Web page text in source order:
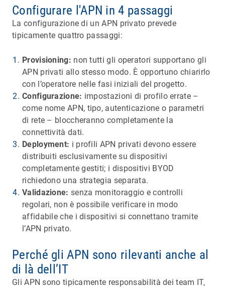
Configurare l'APN in 4 passaggi
La configurazione di un APN privato prevede
tipicamente quattro passaggi:
Provisioning: non tutti gli operatori supportano gli
APN privati allo stesso modo. È opportuno chiarirlo
con l’operatore nelle fasi iniziali del progetto.
Configurazione: impostazioni di profilo errate –
come nome APN, tipo, autenticazione o parametri
di rete – bloccheranno completamente la
connettività dati.
Deployment: i profili APN privati devono essere
distribuiti esclusivamente su dispositivi
completamente gestiti; i dispositivi BYOD
richiedono una strategia separata.
Validazione: senza monitoraggio e controlli
regolari, non è possibile verificare in modo
affidabile che i dispositivi si connettano tramite
l’APN privato.
Perché gli APN sono rilevanti anche al
di là dell’IT
Gli APN sono tipicamente responsabilità dei team IT,